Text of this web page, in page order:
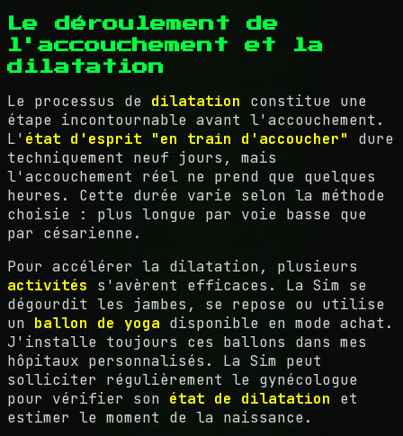
Le déroulement de
l'accouchement et la
dilatation
Le processus de dilatation constitue une
étape incontournable avant l'accouchement.
L' état d'esprit "en train d'accoucher"
dure
techniquement neuf jours, mais
l'accouchement réel ne prend que quelques
heures. Cette durée varie selon la méthode
choisie : plus longue par voie basse que
par césarienne.
Pour accélérer la dilatation, plusieurs
activités s'avèrent efficaces. La Sim se
dégourdit les jambes, se repose ou utilise
un ballon de yoga disponible en mode achat.
J'installe toujours ces ballons dans mes
hôpitaux personnalisés. La Sim peut
solliciter régulièrement le gynécologue
pour vérifier son état de dilatation et
estimer le moment de la naissance.